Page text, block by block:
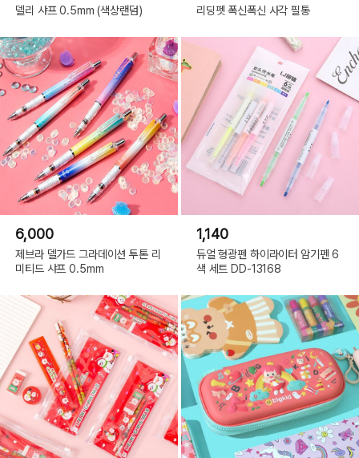
01 헬로키티
델리 샤프 0.5mm (색상랜덤) 리딩펫 폭신폭신 사각 필통
6,000
제브라 델가드 그라데이션 투톤 리
미티드 샤프 0.5mm
1,140
듀얼 형광펜 하이라이터 암기펜 6
색 세트 DD-13168